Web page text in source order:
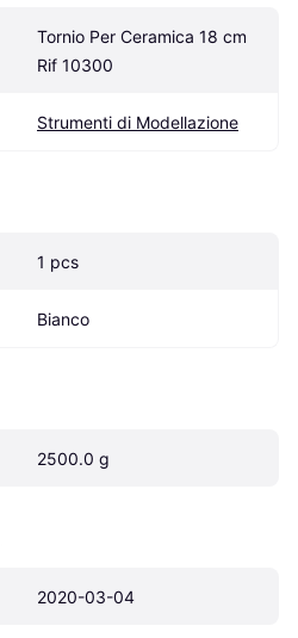
Tornio Per Ceramica 18 cm
Rif 10300
Strumenti di Modellazione
1 pcs
Bianco
2500.0 g
2020-03-04